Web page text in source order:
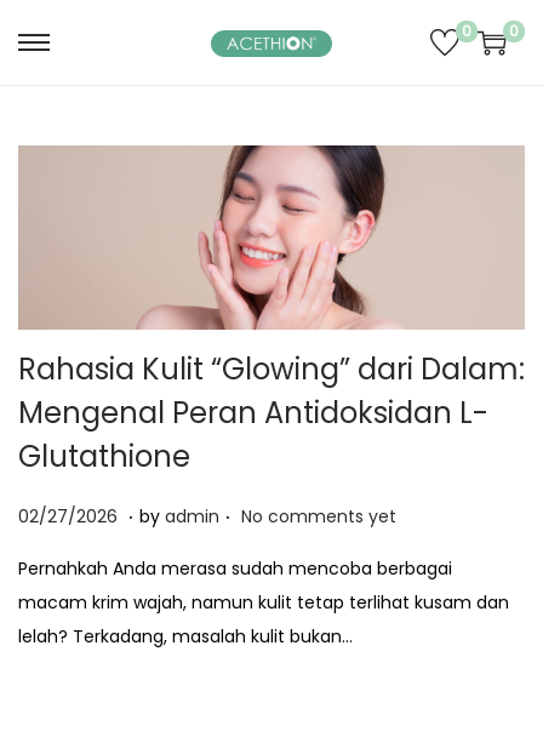
S
t
o
n
a
v
i
g
a
n
S
t
o
c
o
n
t
e
n
0 0
Rahasia Kulit “Glowing” dari Dalam:
Mengenal Peran Antidoksidan L-
Glutathione
P
s
t
e
02/27/2026 0
/
2
7
. by admin . No comments yet
Pernahkah Anda merasa sudah mencoba berbagai
macam krim wajah, namun kulit tetap terlihat kusam dan
lelah? Terkadang, masalah kulit bukan…